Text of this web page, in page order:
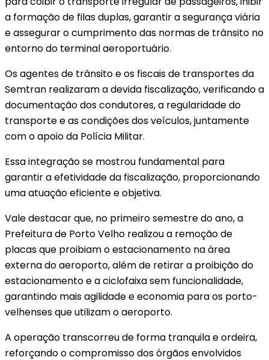
a formação de filas duplas, garantir a segurança viária
e assegurar o cumprimento das normas de trânsito no
entorno do terminal aeroportuário.
Os agentes de trânsito e os fiscais de transportes da
Semtran realizaram a devida fiscalização, verificando a
documentação dos condutores, a regularidade do
transporte e as condições dos veículos, juntamente
com o apoio da Polícia Militar.
Essa integração se mostrou fundamental para
garantir a efetividade da fiscalização, proporcionando
uma atuação eficiente e objetiva.
Vale destacar que, no primeiro semestre do ano, a
Prefeitura de Porto Velho realizou a remoção de
placas que proibiam o estacionamento na área
externa do aeroporto, além de retirar a proibição do
estacionamento e a ciclofaixa sem funcionalidade,
garantindo mais agilidade e economia para os porto-
velhenses que utilizam o aeroporto.
A operação transcorreu de forma tranquila e ordeira,
reforçando o compromisso dos órgãos envolvidos